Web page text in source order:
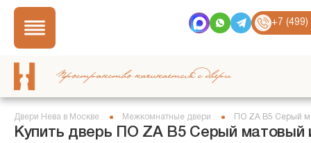
+7
Пространство начинается с двери
Двери Нева в Москве Межкомнатные двери ПО ZA В5 Серый
Купить дверь ПО ZA В5 Серый матовый